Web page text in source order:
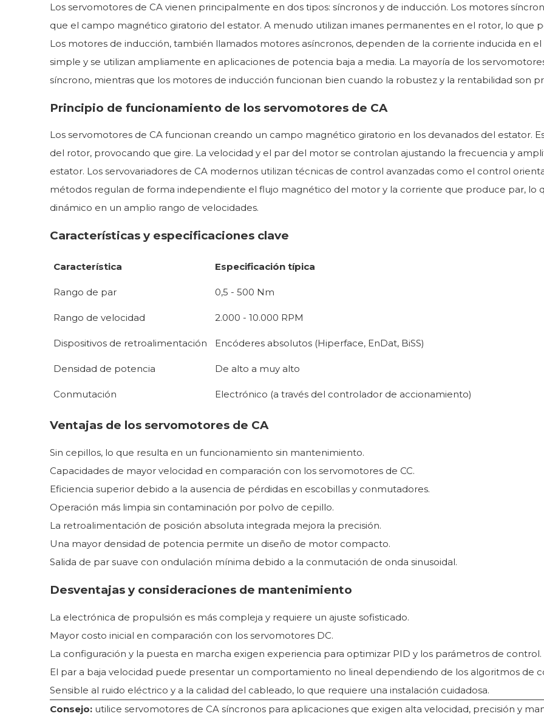
Los servomotores de CA vienen principalmente en dos tipos: síncronos y de inducción. Los motores
que el campo magnético giratorio del estator. A menudo utilizan imanes permanentes en el rotor, lo que
Los motores de inducción, también llamados motores asíncronos, dependen de la corriente inducida en
simple y se utilizan ampliamente en aplicaciones de potencia baja a media. La mayoría de los
síncrono, mientras que los motores de inducción funcionan bien cuando la robustez y la rentabilidad son
Principio de funcionamiento de los servomotores de CA
Los servomotores de CA funcionan creando un campo magnético giratorio en los devanados del estator.
del rotor, provocando que gire. La velocidad y el par del motor se controlan ajustando la frecuencia y
estator. Los servovariadores de CA modernos utilizan técnicas de control avanzadas como el control
métodos regulan de forma independiente el flujo magnético del motor y la corriente que produce par, lo
dinámico en un amplio rango de velocidades.
Características y especificaciones clave
Característica Especificación típica
Rango de par 0,5 - 500 Nm
Rango de velocidad 2.000 - 10.000 RPM
Dispositivos de retroalimentación Encóderes absolutos (Hiperface, EnDat, BiSS)
Densidad de potencia De alto a muy alto
Conmutación Electrónico (a través del controlador de accionamiento)
Ventajas de los servomotores de CA
Sin cepillos, lo que resulta en un funcionamiento sin mantenimiento.
Capacidades de mayor velocidad en comparación con los servomotores de CC.
Eficiencia superior debido a la ausencia de pérdidas en escobillas y conmutadores.
Operación más limpia sin contaminación por polvo de cepillo.
La retroalimentación de posición absoluta integrada mejora la precisión.
Una mayor densidad de potencia permite un diseño de motor compacto.
Salida de par suave con ondulación mínima debido a la conmutación de onda sinusoidal.
Desventajas y consideraciones de mantenimiento
La electrónica de propulsión es más compleja y requiere un ajuste sofisticado.
Mayor costo inicial en comparación con los servomotores DC.
La configuración y la puesta en marcha exigen experiencia para optimizar PID y los parámetros de control.
El par a baja velocidad puede presentar un comportamiento no lineal dependiendo de los algoritmos de
Sensible al ruido eléctrico y a la calidad del cableado, lo que requiere una instalación cuidadosa.
Consejo: utilice servomotores de CA síncronos para aplicaciones que exigen alta velocidad, precisión y